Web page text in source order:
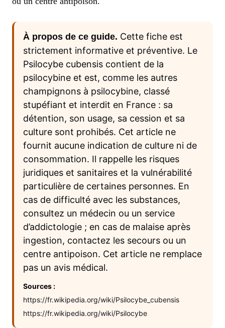
À propos de ce guide. Cette fiche est
strictement informative et préventive. Le
Psilocybe cubensis contient de la
psilocybine et est, comme les autres
champignons à psilocybine, classé
stupéfiant et interdit en France : sa
détention, son usage, sa cession et sa
culture sont prohibés. Cet article ne
fournit aucune indication de culture ni de
consommation. Il rappelle les risques
juridiques et sanitaires et la vulnérabilité
particulière de certaines personnes. En
cas de difficulté avec les substances,
consultez un médecin ou un service
d’addictologie ; en cas de malaise après
ingestion, contactez les secours ou un
centre antipoison. Cet article ne remplace
pas un avis médical.
Sources :
https://fr.wikipedia.org/wiki/Psilocybe_cubensis
https://fr.wikipedia.org/wiki/Psilocybe